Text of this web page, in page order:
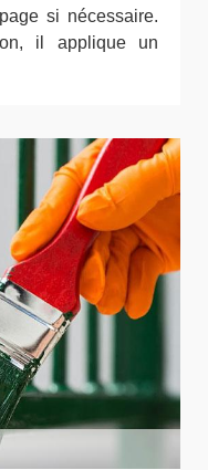
si nécessaire.
il applique un